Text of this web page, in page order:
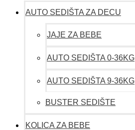
AUTO SEDIŠTA ZA DECU
JAJE ZA BEBE
AUTO SEDIŠTA 0-36KG
AUTO SEDIŠTA 9-36KG
BUSTER SEDIŠTE
KOLICA ZA BEBE